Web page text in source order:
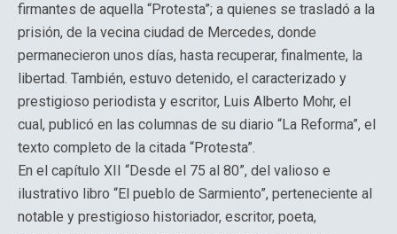
firmantes de aquella “Protesta”; a quienes se trasladó a la
prisión, de la vecina ciudad de Mercedes, donde
permanecieron unos días, hasta recuperar, finalmente, la
libertad. También, estuvo detenido, el caracterizado y
prestigioso periodista y escritor, Luis Alberto Mohr, el
cual, publicó en las columnas de su diario “La Reforma”, el
texto completo de la citada “Protesta”.
En el capítulo XII “Desde el 75 al 80”, del valioso e
ilustrativo libro “El pueblo de Sarmiento”, perteneciente al
notable y prestigioso historiador, escritor, poeta,